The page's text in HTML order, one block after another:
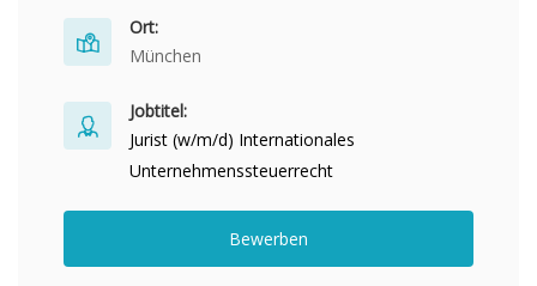
Ort:
München
Jobtitel:
Jurist (w/m/d) Internationales
Unternehmenssteuerrecht
Bewerben